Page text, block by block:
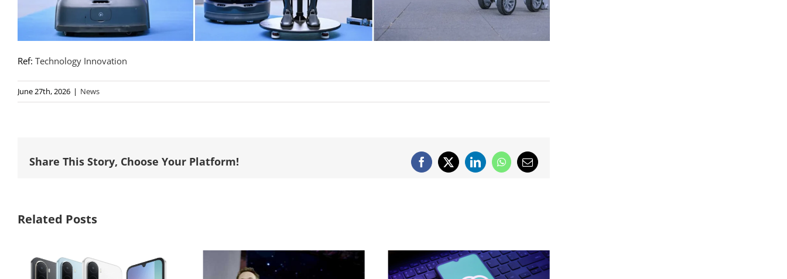
Ref: Technology Innovation
June 27th, 2026 | News
Share This Story, Choose Your Platform! Facebook
X LinkedInWhatsApp
Email
Related Posts